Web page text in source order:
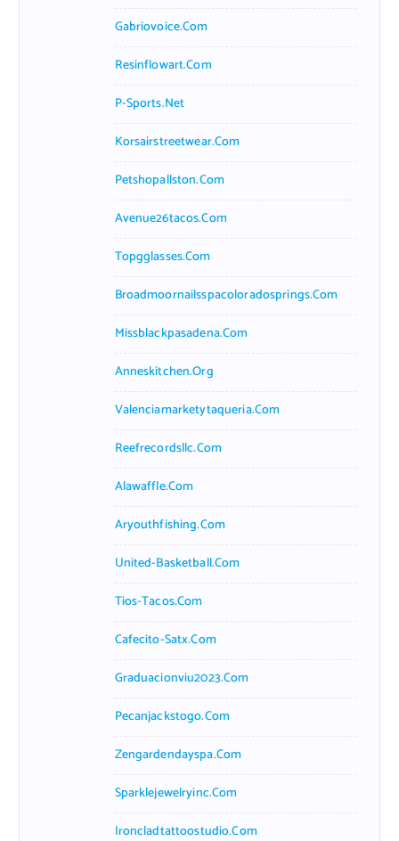
Gabriovoice.com
Resinflowart.com
P-Sports.net
Korsairstreetwear.com
Petshopallston.com
Avenue26tacos.com
Topgglasses.com
Broadmoornailsspacoloradosprings.com
Missblackpasadena.com
Anneskitchen.org
Valenciamarketytaqueria.com
Reefrecordsllc.com
Alawaffle.com
Aryouthfishing.com
United-Basketball.com
Tios-Tacos.com
Cafecito-Satx.com
Graduacionviu2023.com
Pecanjackstogo.com
Zengardendayspa.com
Sparklejewelryinc.com
Ironcladtattoostudio.com